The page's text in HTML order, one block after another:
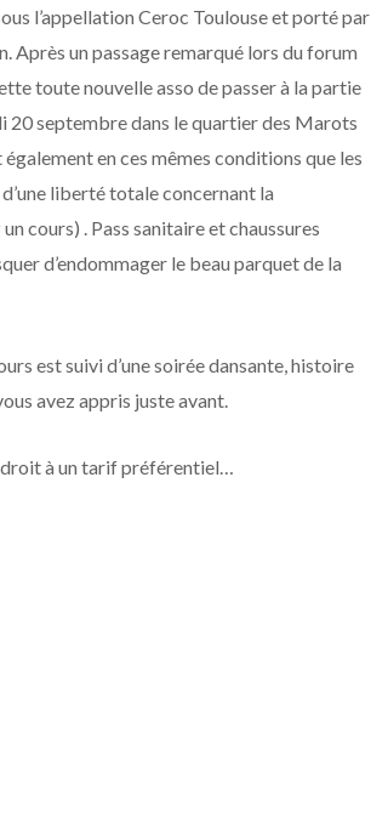
l’appellation Ceroc Toulouse et porté par
Après un passage remarqué lors du forum
toute nouvelle asso de passer à la partie
20 septembre dans le quartier des Marots
en ces mêmes conditions que les
liberté totale concernant la
cours) . Pass sanitaire et chaussures
d’endommager le beau parquet de la
est suivi d’une soirée dansante, histoire
avez appris juste avant.
droit à un tarif préférentiel…